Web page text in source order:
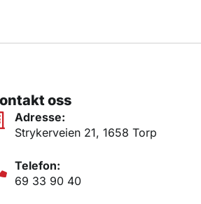
oss
Adresse:
Strykerveien 21, 1658 Torp
Telefon:
69 33 90 40